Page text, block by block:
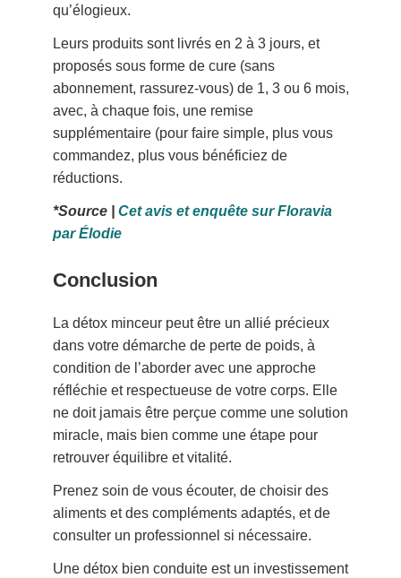
qu’élogieux.
Leurs produits sont livrés en 2 à 3 jours, et
proposés sous forme de cure (sans
abonnement, rassurez-vous) de 1, 3 ou 6 mois,
avec, à chaque fois, une remise
supplémentaire (pour faire simple, plus vous
commandez, plus vous bénéficiez de
réductions.
*Source |Cet avis et enquête sur Floravia
par Élodie
Conclusion
La détox minceur peut être un allié précieux
dans votre démarche de perte de poids, à
condition de l’aborder avec une approche
réfléchie et respectueuse de votre corps. Elle
ne doit jamais être perçue comme une solution
miracle, mais bien comme une étape pour
retrouver équilibre et vitalité.
Prenez soin de vous écouter, de choisir des
aliments et des compléments adaptés, et de
consulter un professionnel si nécessaire.
Une détox bien conduite est un investissement